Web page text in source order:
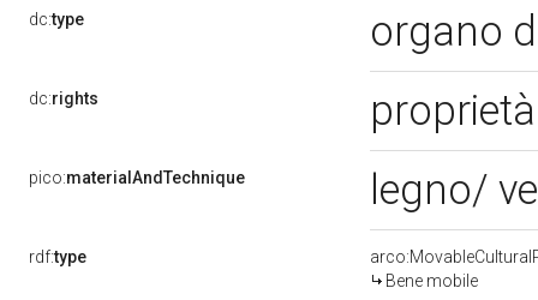
dc:type organo
dc:rights
pico:materialAndTechnique legno/
rdf:type
Bene mobile